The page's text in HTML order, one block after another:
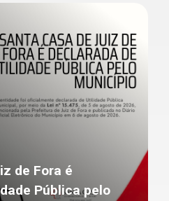
de Fora é
Pública pelo